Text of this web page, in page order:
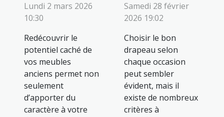
Lundi 2 mars 2026
10:30
Redécouvrir le
potentiel caché de
vos meubles
anciens permet non
seulement
d’apporter du
caractère à votre
Samedi 28 février
2026 19:02
Choisir le bon
drapeau selon
chaque occasion
peut sembler
évident, mais il
existe de nombreux
critères à